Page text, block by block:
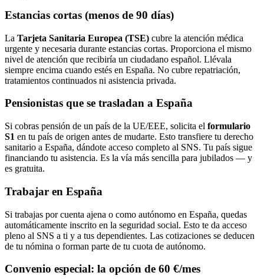
Estancias cortas (menos de 90 días)
La Tarjeta Sanitaria Europea (TSE) cubre la atención médica
urgente y necesaria durante estancias cortas. Proporciona el mismo
nivel de atención que recibiría un ciudadano español. Llévala
siempre encima cuando estés en España. No cubre repatriación,
tratamientos continuados ni asistencia privada.
Pensionistas que se trasladan a España
Si cobras pensión de un país de la UE/EEE, solicita el formulario
S1 en tu país de origen antes de mudarte. Esto transfiere tu derecho
sanitario a España, dándote acceso completo al SNS. Tu país sigue
financiando tu asistencia. Es la vía más sencilla para jubilados — y
es gratuita.
Trabajar en España
Si trabajas por cuenta ajena o como autónomo en España, quedas
automáticamente inscrito en la seguridad social. Esto te da acceso
pleno al SNS a ti y a tus dependientes. Las cotizaciones se deducen
de tu nómina o forman parte de tu cuota de autónomo.
Convenio especial: la opción de 60 €/mes